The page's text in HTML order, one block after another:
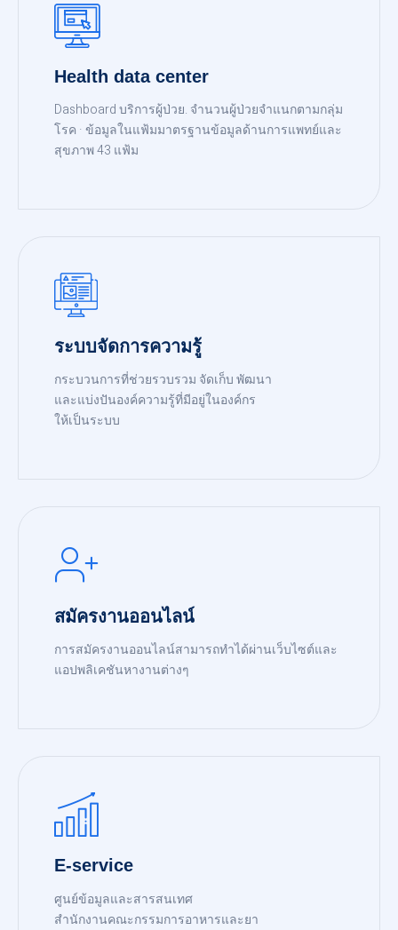
Health data center
Dashboard บริการผู้ป่วย. จำนวนผู้ป่วยจำแนกตามกลุ่ม
โรค · ข้อมูลในแฟ้มมาตรฐานข้อมูลด้านการแพทย์และ
สุขภาพ 43 แฟ้ม
ระบบจัดการความรู้
กระบวนการที่ช่วยรวบรวม จัดเก็บ พัฒนา
และแบ่งปันองค์ความรู้ที่มีอยู่ในองค์กร
ให้เป็นระบบ
สมัครงานออนไลน์
การสมัครงานออนไลน์สามารถทำได้ผ่านเว็บไซต์และ
แอปพลิเคชันหางานต่างๆ
E-service
ศูนย์ข้อมูลและสารสนเทศ
สำนักงานคณะกรรมการอาหารและยา